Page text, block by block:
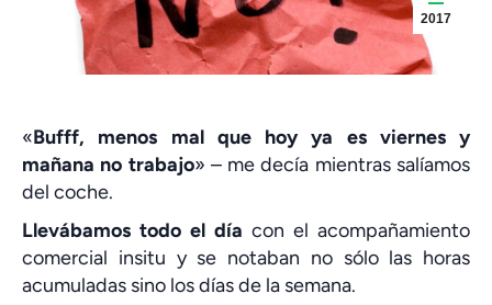
2017
«Bufff, menos mal que hoy ya es viernes y
mañana no trabajo» – me decía mientras salíamos
del coche.
Llevábamos todo el día con el acompañamiento
comercial insitu y se notaban no sólo las horas
acumuladas sino los días de la semana.